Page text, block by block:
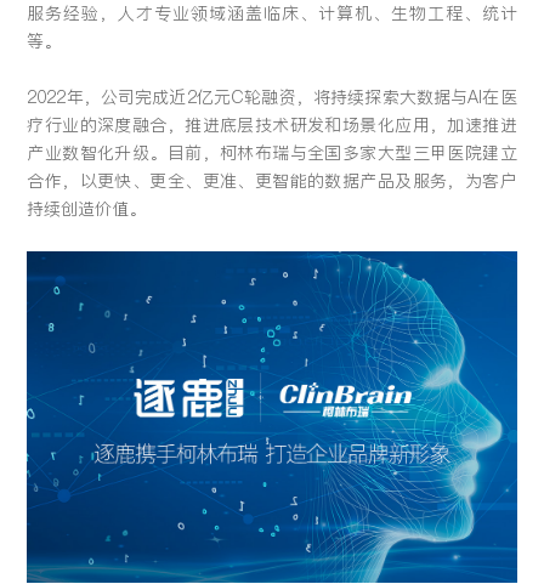
服务经验，人才专业领域涵盖临床、计算机、生物工程、统计
等。
2022年，公司完成近2亿元C轮融资，将持续探索大数据与AI在医
疗行业的深度融合，推进底层技术研发和场景化应用，加速推进
产业数智化升级。目前，柯林布瑞与全国多家大型三甲医院建立
合作，以更快、更全、更准、更智能的数据产品及服务，为客户
持续创造价值。